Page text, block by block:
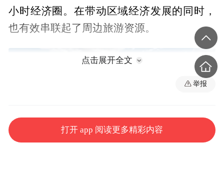
小时经济圈。在带动区域经济发展的同时，
也有效串联起了周边旅游资源。
点击展开全文
举报
打开 app 阅读更多精彩内容